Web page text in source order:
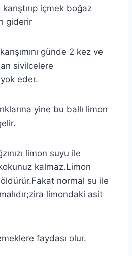
içmek boğaz
giderir
günde 2 kez ve
sivilcelere
eder.
yine bu ballı limon
limon suyu ile
kalmaz.Limon
normal su ile
limondaki asit
faydası olur.